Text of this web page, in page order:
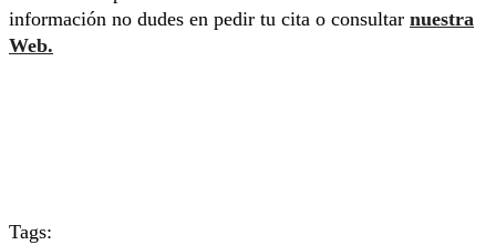
información no dudes en pedir tu cita o consultar nuestra
Web.
Tags: